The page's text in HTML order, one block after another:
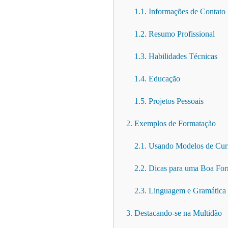
1.1. Informações de Contato
1.2. Resumo Profissional
1.3. Habilidades Técnicas
1.4. Educação
1.5. Projetos Pessoais
2. Exemplos de Formatação
2.1. Usando Modelos de
2.2. Dicas para uma Boa
2.3. Linguagem e Gramática
3. Destacando-se na Multidão